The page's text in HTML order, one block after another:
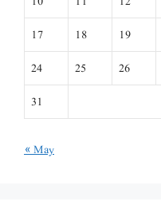
17
18 19
24
25 26
31
« May